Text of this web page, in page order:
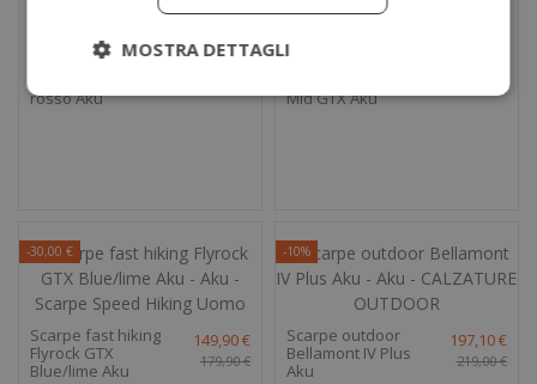
Scarpa speed hiking
rosso Aku
Scarpa militare
Mid GTX Aku
199,90 €
-30,00 €
Scarpe fast hiking
Flyrock GTX
Blue/lime Aku
149,90 €
179,90 €
-10%
Scarpe outdoor
Bellamont IV Plus
Aku
197,10 €
219,00 €
MOSTRA DETTAGLI